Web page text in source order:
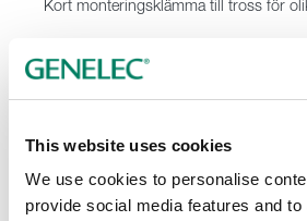
This website uses cookies
We use cookies to personalise
provide social media features and
Kort monteringsklämma till tross för